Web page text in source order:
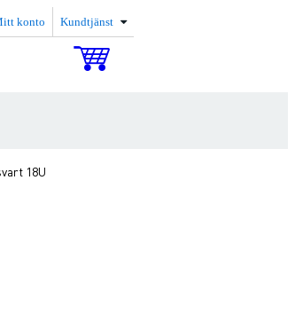
konto Kundtjänst
18U